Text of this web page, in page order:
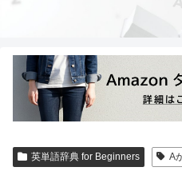
英単語辞典 for Beginners A